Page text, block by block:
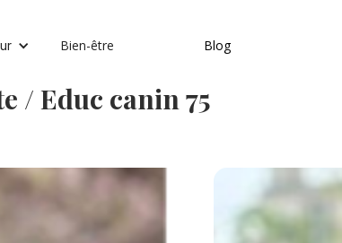
Bien-être Blog
/ Educ canin 75